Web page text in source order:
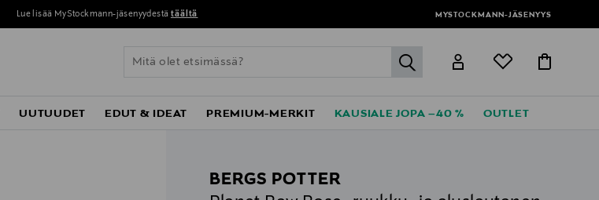
Lue lisää MyStockmann-jäsenyydestä täältä MYSTOCKMANN-JÄSENYYS
label.header.go
UUTUUDET EDUT & IDEAT PREMIUM-MERKIT KAUSIALE JOPA –40 % OUTLET
BERGS POTTER